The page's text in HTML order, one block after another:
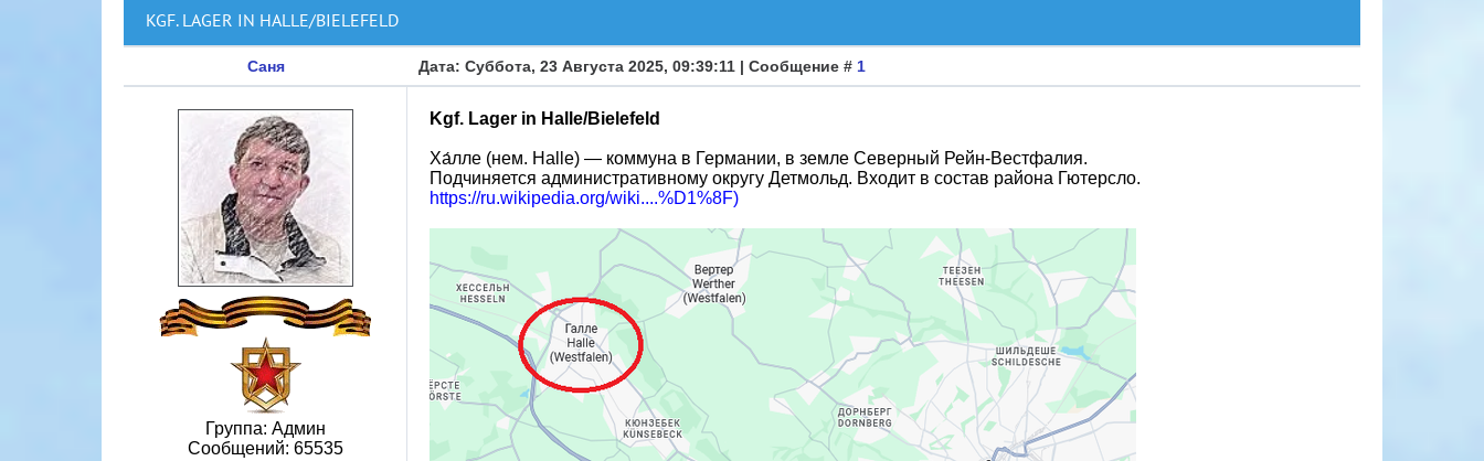
KGF. LAGER IN HALLE/BIELEFELD
Саня Дата: Суббота, 23 Августа 2025, 09:39:11 | Сообщение # 1
Группа: Админ
Сообщений: 65535
Kgf. Lager in Halle/Bielefeld
Ха́лле (нем. Halle) — коммуна в Германии, в земле Северный Рейн-Вестфалия.
Подчиняется административному округу Детмольд. Входит в состав района Гютерсло.
https://ru.wikipedia.org/wiki....%D1%8F)